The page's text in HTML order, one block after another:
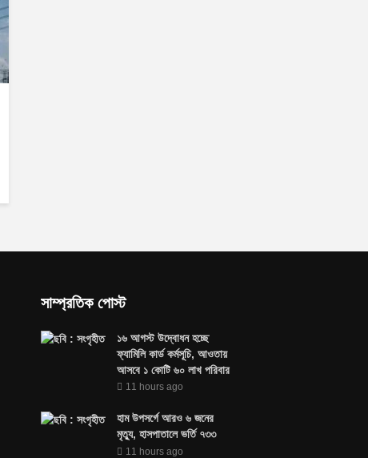
সাম্প্রতিক পোস্ট
১৬ আগস্ট উদ্বোধন হচ্ছে
ফ্যামিলি কার্ড কর্মসূচি, আওতায়
আসবে ১ কোটি ৬০ লাখ পরিবার
11 hours ago
হাম উপসর্গে আরও ৬ জনের
মৃত্যু, হাসপাতালে ভর্তি ৭৩৩
11 hours ago